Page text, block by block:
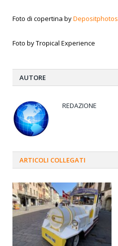
Foto di copertina byDepositphotos
Foto by Tropical Experience
AUTORE
REDAZIONE
ARTICOLI COLLEGATI